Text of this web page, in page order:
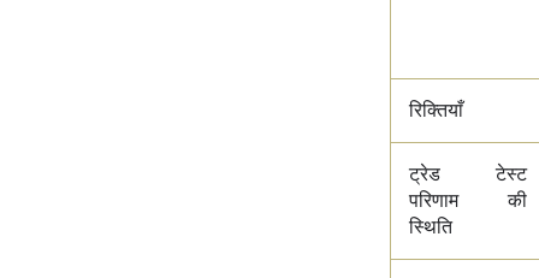
रिक्तियाँ
ट्रेड टेस्ट
परिणाम की
स्थिति